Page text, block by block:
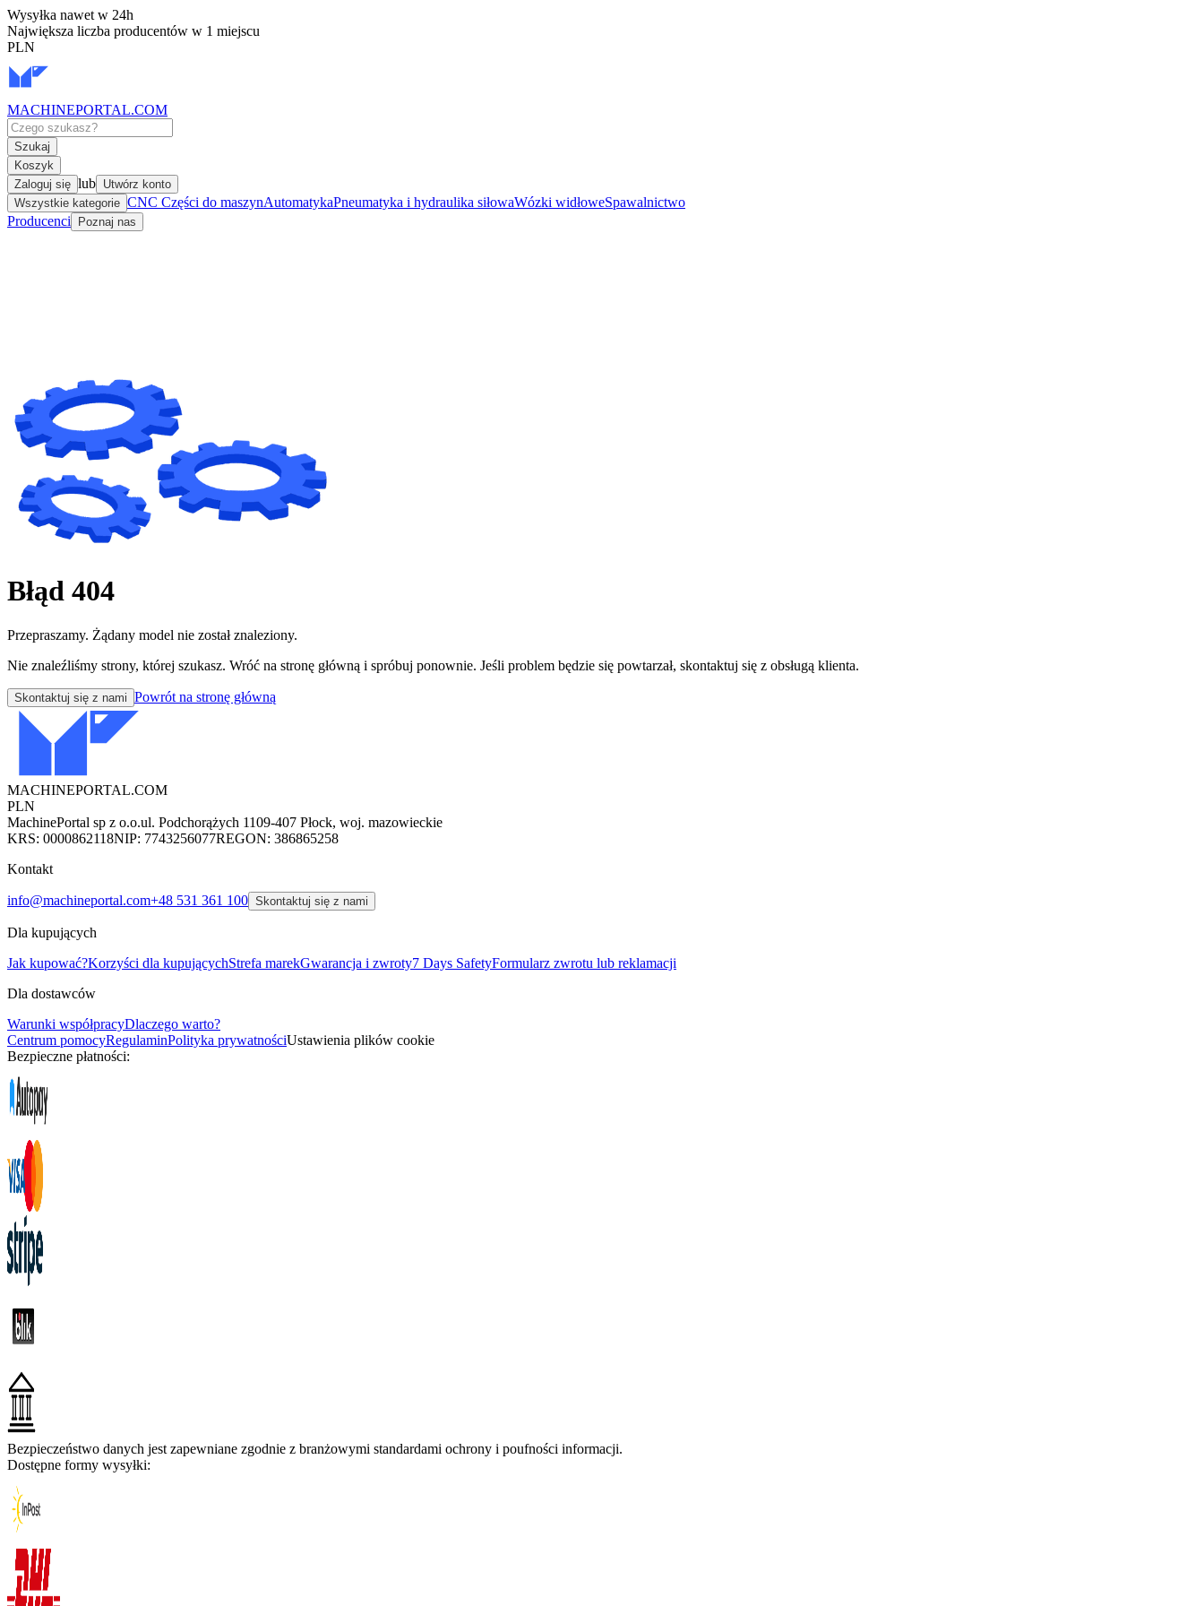
Wysyłka nawet w 24h
Największa liczba producentów w 1 miejscu
PLN
MACHINEPORTAL.COM
Szukaj
Koszyk
Zaloguj się lub Utwórz konto
Wszystkie kategorie CNC Części do maszynAutomatykaPneumatyka i hydraulika siłowaWózki widłoweSpawalnictwo
Producenci
Poznaj nas
Błąd 404
Przepraszamy. Żądany model nie został znaleziony.
Nie znaleźliśmy strony, której szukasz. Wróć na stronę główną i spróbuj ponownie. Jeśli problem będzie się powtarzał, skontaktuj się z obsługą klienta.
Skontaktuj się z nami Powrót na stronę główną
MACHINEPORTAL.COM
PLN
MachinePortal sp z o.o.ul. Podchorążych 1109-407 Płock, woj. mazowieckie
KRS: 0000862118NIP: 7743256077REGON: 386865258
Kontakt
info@machineportal.com+48 531 361 100 Skontaktuj się z nami
Dla kupujących
Jak kupować?Korzyści dla kupującychStrefa marekGwarancja i zwroty7 Days SafetyFormularz zwrotu lub reklamacji
Dla dostawców
Warunki współpracyDlaczego warto?
Centrum pomocyRegulaminPolityka prywatnościUstawienia plików cookie
Bezpieczne płatności:
Bezpieczeństwo danych jest zapewniane zgodnie z branżowymi standardami ochrony i poufności informacji.
Dostępne formy wysyłki: